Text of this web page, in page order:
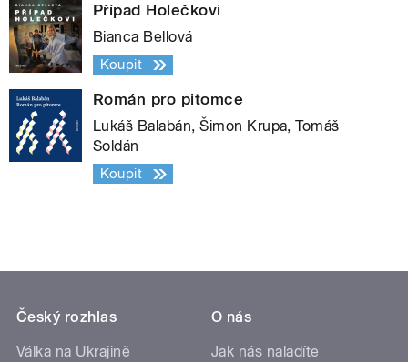
Případ Holečkovi
Bianca Bellová
Koupit
Román pro pitomce
Lukáš Balabán, Šimon Krupa, Tomáš
Soldán
Koupit
Český rozhlas
Válka na Ukrajině
O nás
Jak nás naladíte